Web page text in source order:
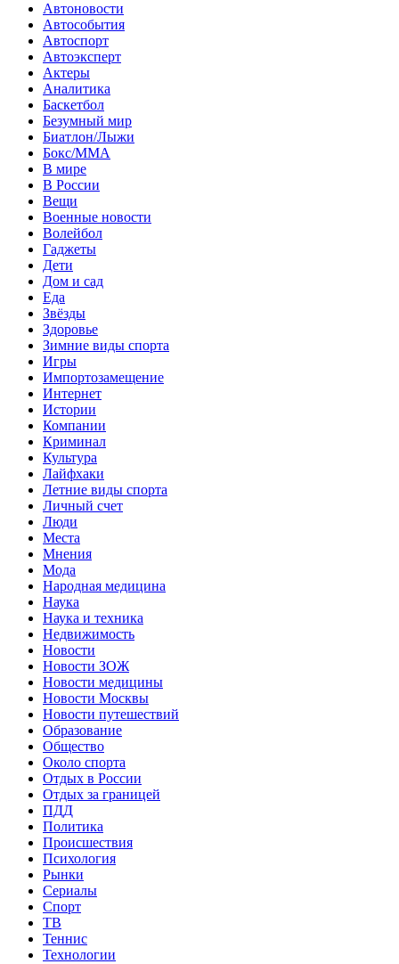
Автоновости
Автособытия
Автоспорт
Автоэксперт
Актеры
Аналитика
Баскетбол
Безумный мир
Биатлон/Лыжи
Бокс/MMA
В мире
В России
Вещи
Военные новости
Волейбол
Гаджеты
Дети
Дом и сад
Еда
Звёзды
Здоровье
Зимние виды спорта
Игры
Импортозамещение
Интернет
Истории
Компании
Криминал
Культура
Лайфхаки
Летние виды спорта
Личный счет
Люди
Места
Мнения
Мода
Народная медицина
Наука
Наука и техника
Недвижимость
Новости
Новости ЗОЖ
Новости медицины
Новости Москвы
Новости путешествий
Образование
Общество
Около спорта
Отдых в России
Отдых за границей
ПДД
Политика
Происшествия
Психология
Рынки
Сериалы
Спорт
ТВ
Теннис
Технологии